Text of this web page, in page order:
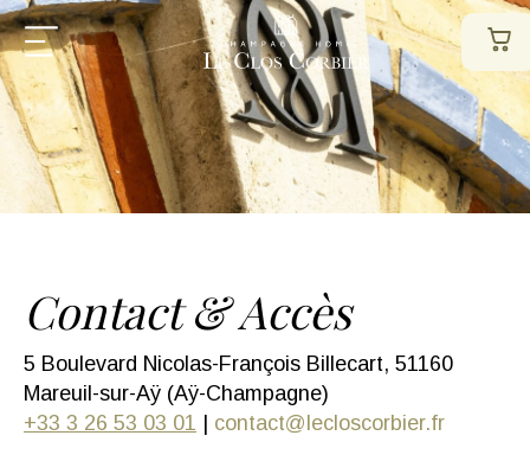
Contact & Accès
5 Boulevard Nicolas-François Billecart, 51160
Mareuil-sur-Aÿ (Aÿ-Champagne)
+33 3 26 53 03 01
contact@lecloscorbier.fr